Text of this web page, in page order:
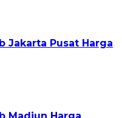
Jakarta Pusat Harga